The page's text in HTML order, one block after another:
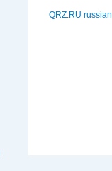
QRZ.RU